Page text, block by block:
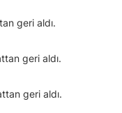
geri aldı.
geri aldı.
geri aldı.